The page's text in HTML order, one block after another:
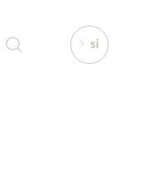
si